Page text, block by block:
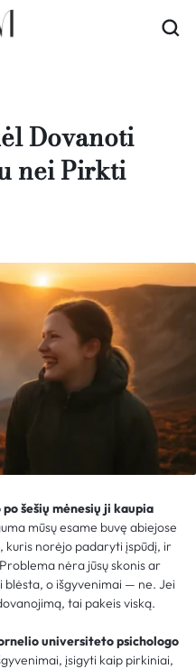
Dovanoti
nei Pirkti
šešių mėnesių ji kaupia
mūsų esame buvę abiejose
kuris norėjo padaryti įspūdį, ir
nėra jūsų skonis ar
o išgyvenimai — ne. Jei
tai pakeis viską.
universiteto psichologo
įsigyti kaip pirkiniai,